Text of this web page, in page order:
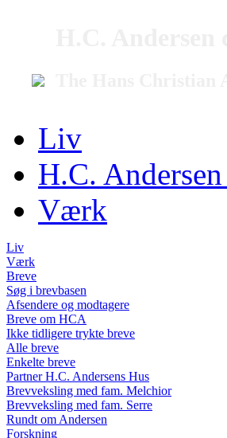
Liv
H.C.
Værk
Liv
Værk
Breve
Søg i brevbasen
Afsendere og modtagere
Breve om HCA
Ikke tidligere trykte breve
Alle breve
Enkelte breve
Partner H.C. Andersens Hus
Brevveksling med fam. Melchior
Brevveksling med fam. Serre
Rundt om Andersen
Forskning